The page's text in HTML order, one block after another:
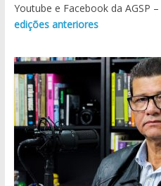
Youtube e Facebook da AGSP –
edições anteriores